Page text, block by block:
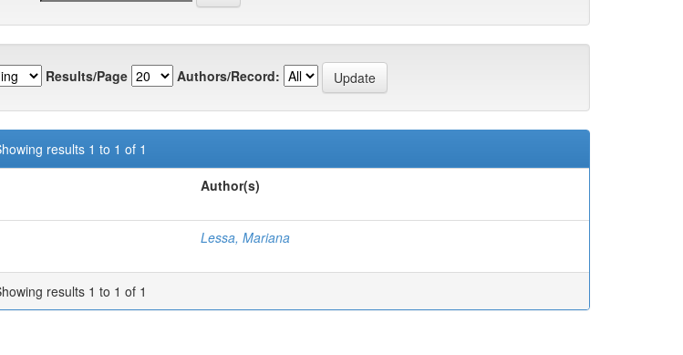
Results/Page Authors/Record:
results 1 to 1 of 1
Author(s)
Lessa, Mariana
results 1 to 1 of 1